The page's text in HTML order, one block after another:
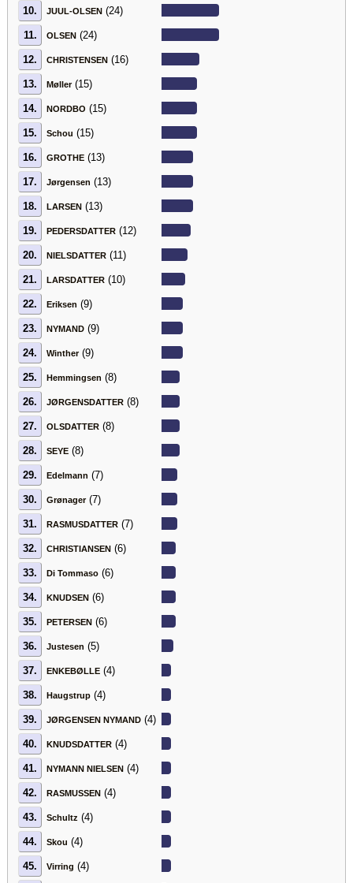
10. JUUL-OLSEN (24)
11. OLSEN (24)
12. CHRISTENSEN (16)
13. Møller(15)
14. NORDBO (15)
15. Schou (15)
16. GROTHE (13)
17. Jørgensen (13)
18. LARSEN (13)
19. PEDERSDATTER (12)
20. NIELSDATTER (11)
21. LARSDATTER (10)
22. Eriksen (9)
23. NYMAND (9)
24. Winther(9)
25. Hemmingsen (8)
26. JØRGENSDATTER (8)
27. OLSDATTER (8)
28. SEYE (8)
29. Edelmann (7)
30. Grønager(7)
31. RASMUSDATTER (7)
32. CHRISTIANSEN (6)
33. Di Tommaso (6)
34. KNUDSEN (6)
35. PETERSEN (6)
36. Justesen (5)
37. ENKEBØLLE (4)
38. Haugstrup (4)
39. JØRGENSEN NYMAND (4)
40. KNUDSDATTER (4)
41. NYMANN NIELSEN (4)
42. RASMUSSEN (4)
43. Schultz (4)
44. Skou (4)
45. Virring (4)